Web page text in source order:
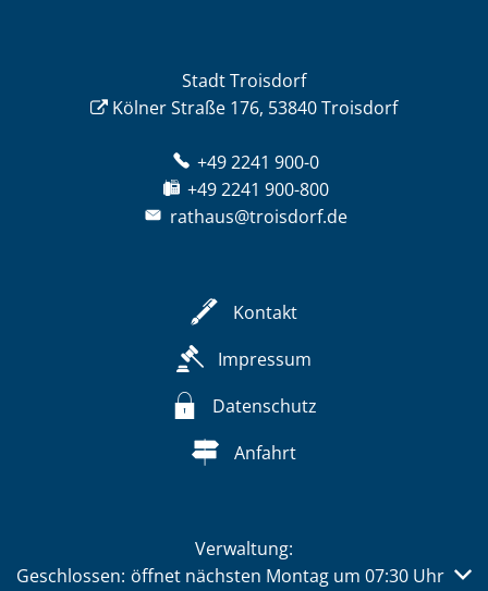
Stadt Troisdorf
Kölner Straße 176, 53840 Troisdorf
+49 2241 900-0
+49 2241 900-800
rathaus@troisdorf.de
Kontakt
Impressum
Datenschutz
Anfahrt
Verwaltung:
Klicken, um weitere Öffnungs- oder Schließzeiten
Geschlossen: öffnet nächsten Montag um 07:30 Uhr